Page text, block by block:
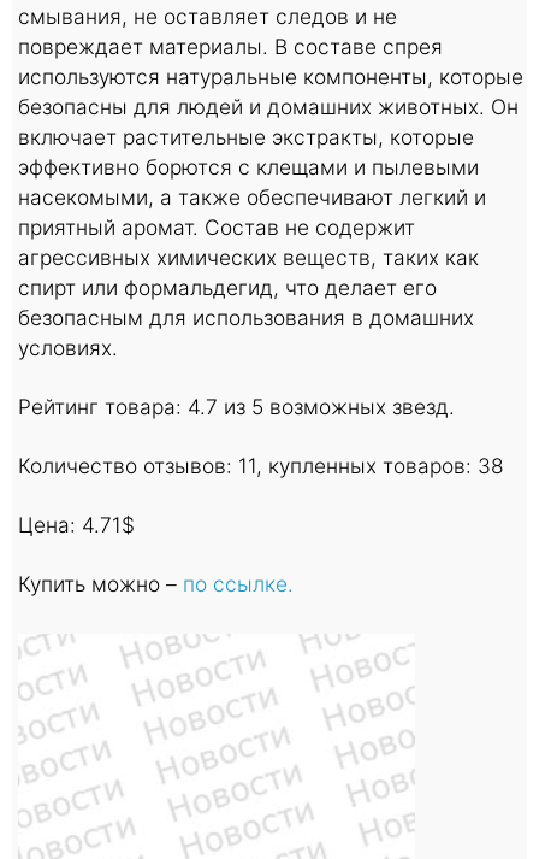
смывания, не оставляет следов и не
повреждает материалы. В составе спрея
используются натуральные компоненты, которые
безопасны для людей и домашних животных. Он
включает растительные экстракты, которые
эффективно борются с клещами и пылевыми
насекомыми, а также обеспечивают легкий и
приятный аромат. Состав не содержит
агрессивных химических веществ, таких как
спирт или формальдегид, что делает его
безопасным для использования в домашних
условиях.
Рейтинг товара: 4.7 из 5 возможных звезд.
Количество отзывов: 11, купленных товаров: 38
Цена: 4.71$
Купить можно – по ссылке.